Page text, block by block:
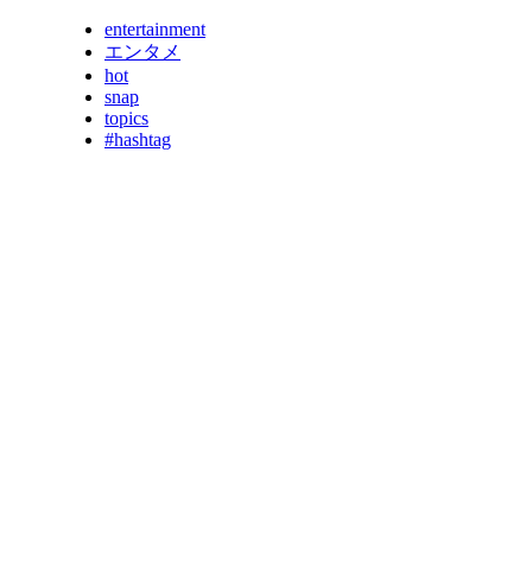
entertainment
エンタメ
hot
snap
topics
#hashtag